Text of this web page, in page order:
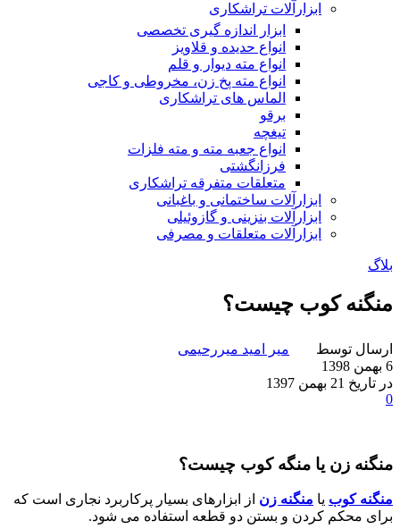
ابزارآلات تراشکاری
ابزار اندازه گیری تخصصی
انواع حدیده و قلاویز
انواع مته دیوار و قلم
انواع مته پخ زن، مخروطی و کاجی
الماس های تراشکاری
برقو
تیغچه
انواع جعبه مته و مته فلزات
فرزانگشتی
متعلقات متفرقه تراشکاری
ابزارآلات ساختمانی و باغبانی
ابزارآلات بنزینی و گازوئیلی
ابزارآلات متعلقات و مصرفی
بلاگ
منگنه کوب چیست؟
ارسال توسط
میر امید میررحیمی
6 بهمن 1398
در تاریخ 21 بهمن 1397
0
منگنه زن یا منگه کوب چیست؟
منگنه کوب یا منگنه زن از ابزارهای بسیار پرکاربرد نجاری است که
برای محکم کردن و بستن دو قطعه استفاده می شود.